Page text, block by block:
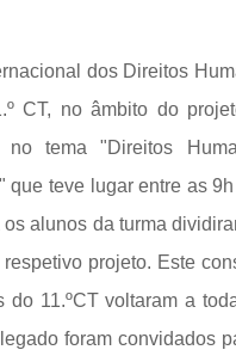
dos Direitos
CT, no âmbito do
tema "Direitos
que teve lugar entre as
alunos da turma
projeto. Este
11.ºCT voltaram a
foram convidados